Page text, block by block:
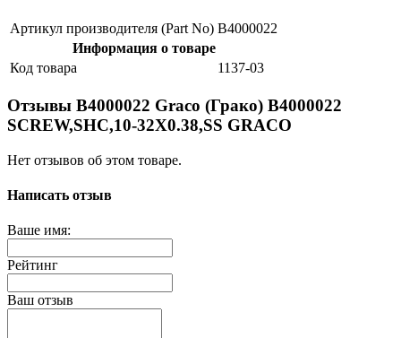
Артикул производителя (Part No) B4000022
Информация о товаре
Код товара
1137-03
Отзывы B4000022 Graco (Грако) B4000022
SCREW,SHC,10-32X0.38,SS GRACO
Нет отзывов об этом товаре.
Написать отзыв
Ваше имя:
Рейтинг
Ваш отзыв